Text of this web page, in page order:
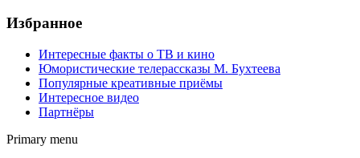
Избранное
Интересные факты о ТВ и кино
Юмористические телерассказы М. Бухтеева
Популярные креативные приёмы
Интересное видео
Партнёры
Primary menu